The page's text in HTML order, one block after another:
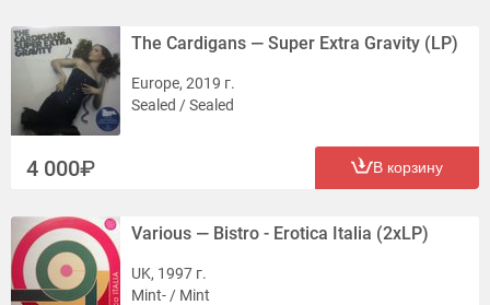
The Cardigans — Super Extra Gravity (LP)
Europe, 2019 г.
Sealed / Sealed
4 000 В корзину
Various — Bistro - Erotica Italia (2xLP)
UK, 1997 г.
Mint- / Mint